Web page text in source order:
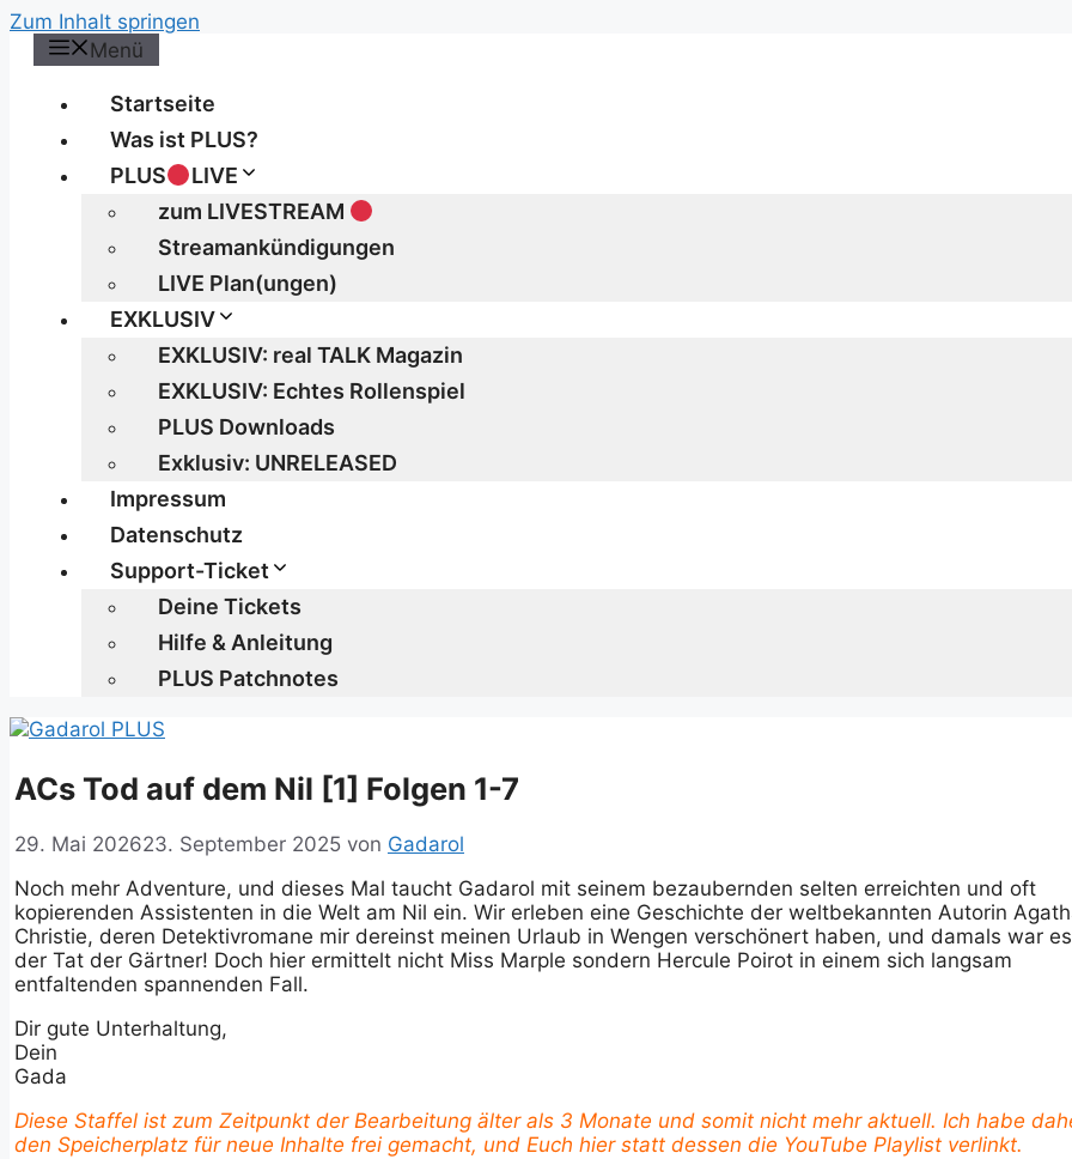
Zum Inhalt springen
Menü
Startseite
Was ist PLUS?
PLUS
LIVE
zum LIVESTREAM
Streamankündigungen
LIVE Plan(ungen)
EXKLUSIV
EXKLUSIV: real TALK Magazin
EXKLUSIV: Echtes Rollenspiel
PLUS Downloads
Exklusiv: UNRELEASED
Impressum
Datenschutz
Support-Ticket
Deine Tickets
Hilfe & Anleitung
PLUS Patchnotes
ACs Tod auf dem Nil [1] Folgen 1-7
29. Mai 202623. September 2025 von Gadarol
Noch mehr Adventure, und dieses Mal taucht Gadarol mit seinem bezaubernden selten erreichten und oft
kopierenden Assistenten in die Welt am Nil ein. Wir erleben eine Geschichte der weltbekannten Autorin
Christie, deren Detektivromane mir dereinst meinen Urlaub in Wengen verschönert haben, und damals war
der Tat der Gärtner! Doch hier ermittelt nicht Miss Marple sondern Hercule Poirot in einem sich langsam
entfaltenden spannenden Fall.
Dir gute Unterhaltung,
Dein
Gada
Diese Staffel ist zum Zeitpunkt der Bearbeitung älter als 3 Monate und somit nicht mehr aktuell. Ich habe
den Speicherplatz für neue Inhalte frei gemacht, und Euch hier statt dessen die YouTube Playlist verlinkt.